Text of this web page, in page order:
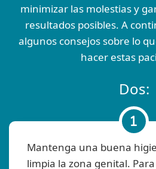
minimizar las molestias y
resultados posibles. A
algunos consejos sobre lo
hacer estas
Dos:
Mantenga una buena
limpia la zona genital.